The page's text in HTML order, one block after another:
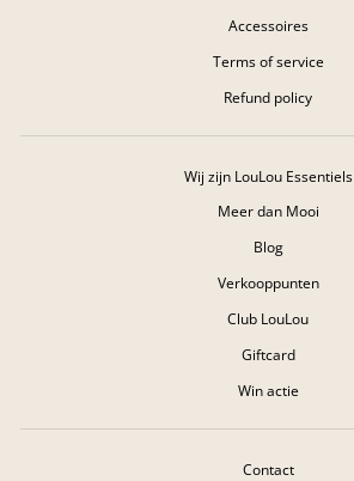
Accessoires
Terms of service
Refund policy
Wij zijn LouLou Essentiels
Meer dan Mooi
Blog
Verkooppunten
Club LouLou
Giftcard
Win actie
Contact